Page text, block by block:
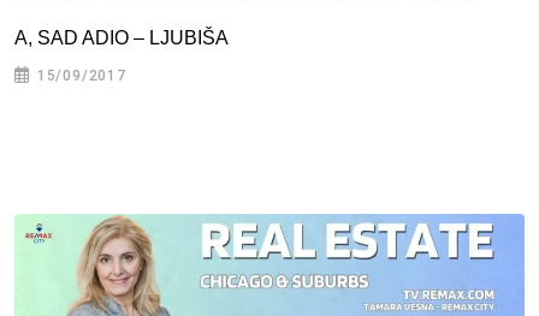
A, SAD ADIO – LJUBIŠA
15/09/2017